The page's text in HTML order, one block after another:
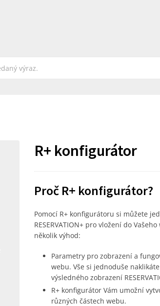
R+ konfigurátor
Proč R+ konfigurátor?
Pomocí R+ konfigurátoru si můžete
RESERVATION+ pro vložení do
několik výhod:
Parametry pro zobrazení a
webu. Vše si jednoduše
výsledného zobrazení
R+ konfigurátor Vám umožní
různých částech webu.